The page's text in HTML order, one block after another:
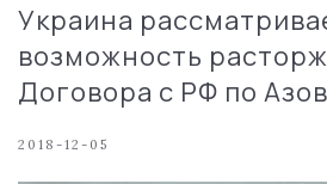
Украина
возможность
Договора с РФ по
2018-12-05